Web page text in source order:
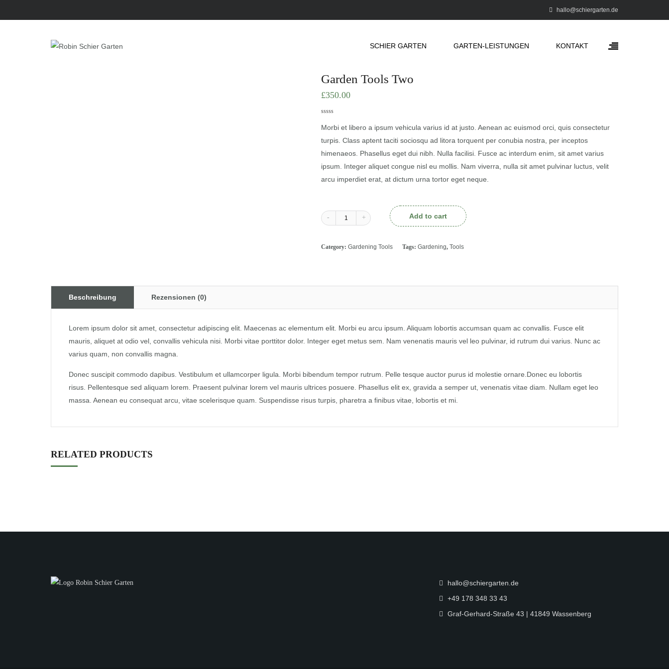
hallo@schiergarten.de
SCHIER GARTEN GARTEN-LEISTUNGEN KONTAKT
Garden Tools Two
£350.00
out
of
based
on
customer
ratings
Morbi et libero a ipsum vehicula varius id at justo. Aenean ac euismod orci, quis consectetur
turpis. Class aptent taciti sociosqu ad litora torquent per conubia nostra, per inceptos
himenaeos. Phasellus eget dui nibh. Nulla facilisi. Fusce ac interdum enim, sit amet varius
ipsum. Integer aliquet congue nisl eu mollis. Nam viverra, nulla sit amet pulvinar luctus, velit
arcu imperdiet erat, at dictum urna tortor eget neque.
- + Add to cart
Category: Gardening Tools Tags: Gardening, Tools
Beschreibung Rezensionen (0)
Lorem ipsum dolor sit amet, consectetur adipiscing elit. Maecenas ac elementum elit. Morbi eu arcu ipsum. Aliquam lobortis accumsan quam ac convallis. Fusce elit
mauris, aliquet at odio vel, convallis vehicula nisi. Morbi vitae porttitor dolor. Integer eget metus sem. Nam venenatis mauris vel leo pulvinar, id rutrum dui varius. Nunc ac
varius quam, non convallis magna.
Donec suscipit commodo dapibus. Vestibulum et ullamcorper ligula. Morbi bibendum tempor rutrum. Pelle tesque auctor purus id molestie ornare.Donec eu lobortis
risus. Pellentesque sed aliquam lorem. Praesent pulvinar lorem vel mauris ultrices posuere. Phasellus elit ex, gravida a semper ut, venenatis vitae diam. Nullam eget leo
massa. Aenean eu consequat arcu, vitae scelerisque quam. Suspendisse risus turpis, pharetra a finibus vitae, lobortis et mi.
RELATED PRODUCTS
hallo@schiergarten.de
+49 178 348 33 43
Graf-Gerhard-Straße 43 | 41849 Wassenberg